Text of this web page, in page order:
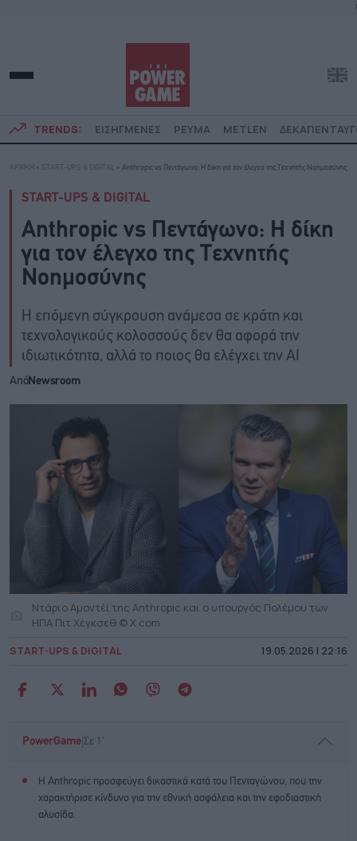
TRENDS: ΕΙΣΗΓΜΕΝΕΣ ΡΕΥΜΑ METLEN
ΑΡΧΙΚΗ » START-UPS & DIGITAL » Αnthropic vs Πεντάγωνο: Η δίκη για τον έλεγχο της Τεχνητής Νοημοσύνης
START-UPS & DIGITAL
Αnthropic vs Πεντάγωνο: Η δίκη
για τον έλεγχο της Τεχνητής
Νοημοσύνης
Η επόμενη σύγκρουση ανάμεσα σε κράτη και
τεχνολογικούς κολοσσούς δεν θα αφορά την
ιδιωτικότητα, αλλά το ποιος θα ελέγχει την ΑΙ
ΑπόNewsroom
Ντάριο Αμοντέϊ της Anthropic και ο υπουργός Πολέμου των
ΗΠΑ Πιτ Χέγκσεθ © X.com
START-UPS & DIGITAL 19.05.2026 | 22:16
PowerGame Σε 1'
Η Anthropic προσφεύγει δικαστικά κατά του Πενταγώνου, που την
χαρακτήρισε κίνδυνο για την εθνική ασφάλεια και την εφοδιαστική
αλυσίδα.